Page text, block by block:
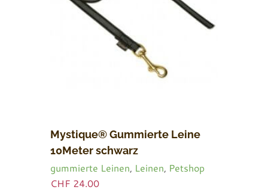
Mystique® Gummierte Leine
10Meter schwarz
gummierte Leinen, Leinen, Petshop
CHF 24.00